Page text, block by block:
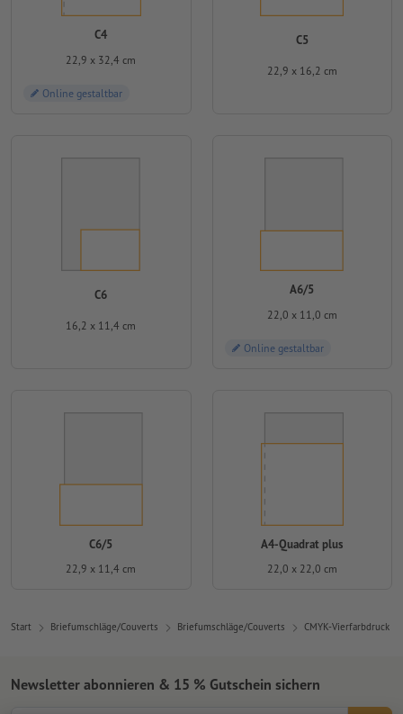
C4
22,9 x 32,4 cm
Online gestaltbar
C5
22,9 x 16,2 cm
C6
16,2 x 11,4 cm
A6/5
22,0 x 11,0 cm
Online gestaltbar
C6/5
22,9 x 11,4 cm
A4-Quadrat plus
22,0 x 22,0 cm
Start Briefumschläge/Couverts Briefumschläge/Couverts CMYK-Vierfarbdruck
Newsletter abonnieren & 15 % Gutschein sichern